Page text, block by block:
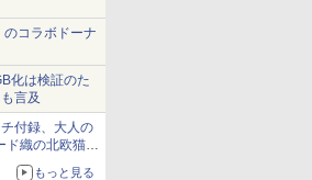
のコラボドーナ
化は検証のた
言及
付録、大人の
ド織の北欧猫デ
もっと見る